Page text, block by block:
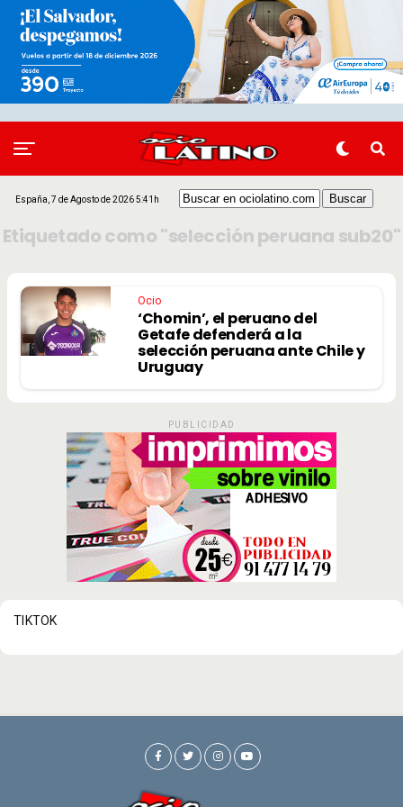
España, 7 de Agosto de 2026 5:41h
Etiquetado como "selección peruana sub20"
Ocio
‘Chomin’, el peruano del
Getafe defenderá a la
selección peruana ante Chile y
Uruguay
PUBLICIDAD
TIKTOK